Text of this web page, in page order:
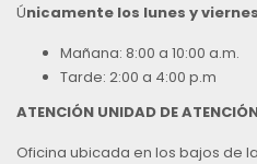
Únicamente los lunes y viernes
Mañana: 8:00 a 10:00 a.m.
Tarde: 2:00 a 4:00 p.m
ATENCIÓN UNIDAD DE
Oficina ubicada en los bajos de